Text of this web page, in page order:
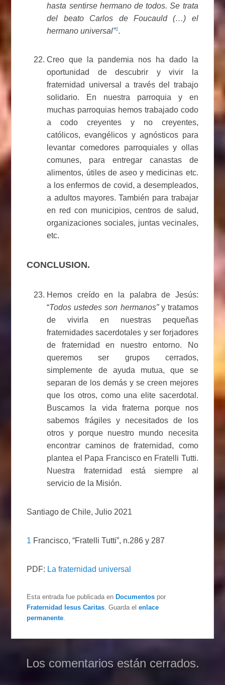
hasta sentirse hermano de todos. Se trata
del beato Carlos de Foucauld (…) el
hermano universal”1.
Creo que la pandemia nos ha dado la
oportunidad de descubrir y vivir la
fraternidad universal a través del trabajo
solidario. En nuestra parroquia y en
muchas parroquias hemos trabajado codo
a codo creyentes y no creyentes,
católicos, evangélicos y agnósticos para
levantar comedores parroquiales y ollas
comunes, para entregar canastas de
alimentos, útiles de aseo y medicinas etc.
a los enfermos de covid, a desempleados,
a adultos mayores. También para trabajar
en red con municipios, centros de salud,
organizaciones sociales, juntas vecinales,
etc.
CONCLUSION.
Hemos creído en la palabra de Jesús:
“Todos ustedes son hermanos” y tratamos
de vivirla en nuestras pequeñas
fraternidades sacerdotales y ser forjadores
de fraternidad en nuestro entorno. No
queremos ser grupos cerrados,
simplemente de ayuda mutua, que se
separan de los demás y se creen mejores
que los otros, como una elite sacerdotal.
Buscamos la vida fraterna porque nos
sabemos frágiles y necesitados de los
otros y porque nuestro mundo necesita
encontrar caminos de fraternidad, como
plantea el Papa Francisco en Fratelli Tutti.
Nuestra fraternidad está siempre al
servicio de la Misión.
Santiago de Chile, Julio 2021
1 Francisco, “Fratelli Tutti”, n.286 y 287
PDF: La fraternidad universal
Esta entrada fue publicada enDocumentos por
Fraternidad Iesus Caritas . Guarda elenlace
permanente
Los comentarios están cerrados.